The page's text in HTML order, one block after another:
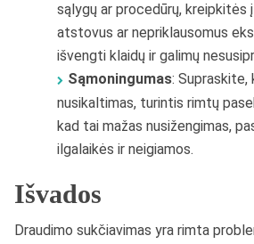
sąlygų ar procedūrų, kreipkitės
atstovus ar nepriklausomus
išvengti klaidų ir galimų
Sąmoningumas: Supraskite,
nusikaltimas, turintis rimtų
kad tai mažas nusižengimas,
ilgalaikės ir neigiamos.
Išvados
Draudimo sukčiavimas yra rimta